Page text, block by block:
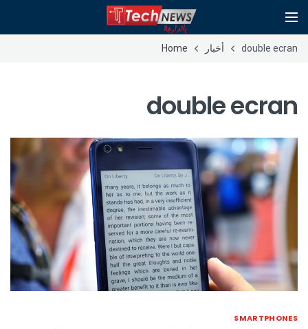
double ecran أخبار Home
double ecran
SMARTPHONES